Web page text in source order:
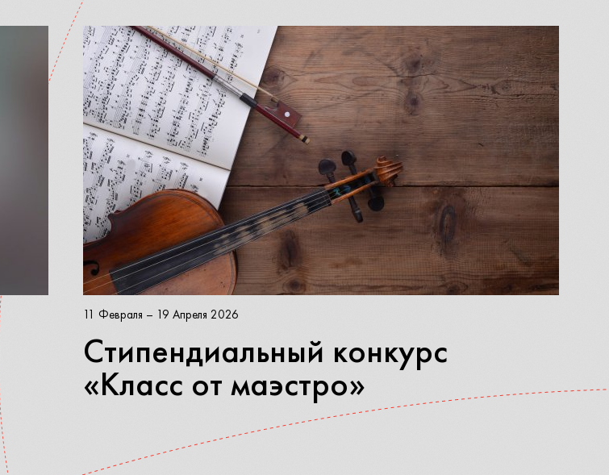
11 Февраля – 19 Апреля 2026
Стипендиальный конкурс
«Класс от маэстро»